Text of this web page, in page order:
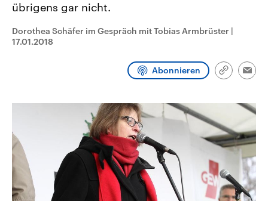
und Hintergründe zu den Parteien
Wahl.
Sendungen Programm
Audio-Archiv
übrigens gar nicht.
Dorothea Schäfer im Gespräch mit Tobias Armbrüster |
17.01.2018
Abonnieren
Link